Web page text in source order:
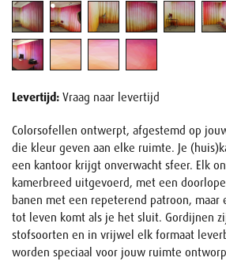
Levertijd: Vraag naar levertijd
Colorsofellen ontwerpt, afgestemd op
die kleur geven aan elke ruimte. Je
een kantoor krijgt onverwacht sfeer. Elk
kamerbreed uitgevoerd, met een
banen met een repeterend patroon,
tot leven komt als je het sluit. Gordijnen
stofsoorten en in vrijwel elk formaat
worden speciaal voor jouw ruimte